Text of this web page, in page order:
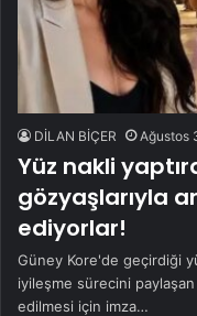
DİLAN BİÇER Ağustos
Yüz nakli
gözyaşlarıyla
ediyorlar!
Güney Kore'de geçirdiği
iyileşme sürecini
edilmesi için imza…